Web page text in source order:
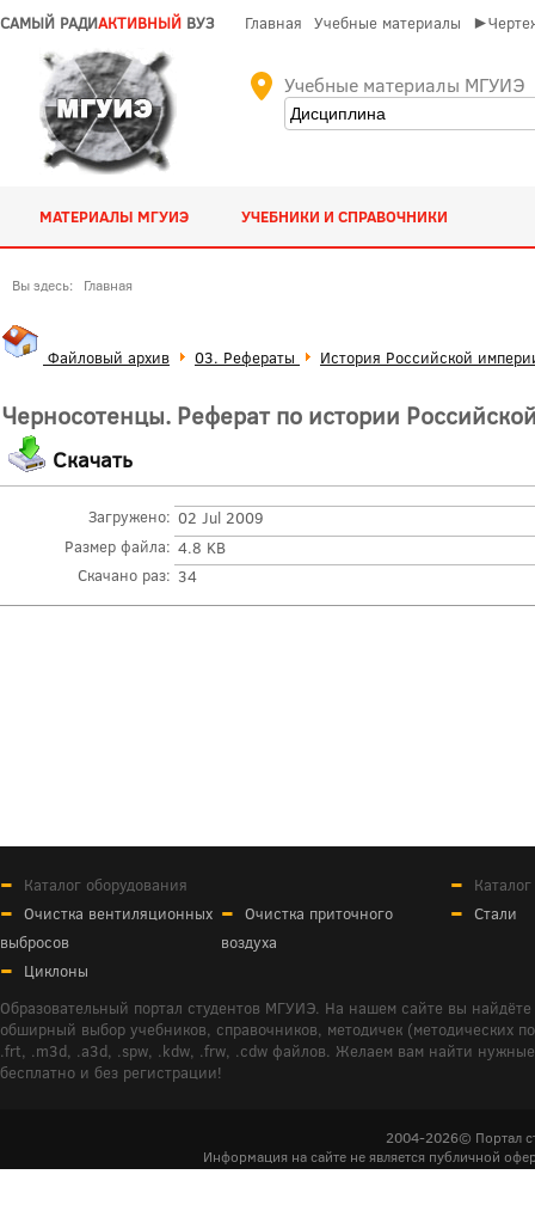
САМЫЙ РАДИАКТИВНЫЙ ВУЗ Главная Учебные материалы
Учебные материалы МГУИЭ
МАТЕРИАЛЫ МГУИЭ УЧЕБНИКИ И СПРАВОЧНИКИ
Вы здесь: Главная
Файловый архив 03. Рефераты История Российской
Черносотенцы. Реферат по истории
Скачать
Загружено: 02 Jul 2009
Размер файла: 4.8 KB
Скачано раз: 34
Каталог оборудования
Очистка вентиляционных
выбросов
Очистка приточного
воздуха
Циклоны
Стали
Образовательный портал студентов МГУИЭ. На нашем сайте вы
обширный выбор учебников, справочников, методичек (методических
.frt, .m3d, .a3d, .spw, .kdw, .frw, .cdw файлов. Желаем вам найти
бесплатно и без регистрации!
2004-2026© Портал
Информация на сайте не является публичной